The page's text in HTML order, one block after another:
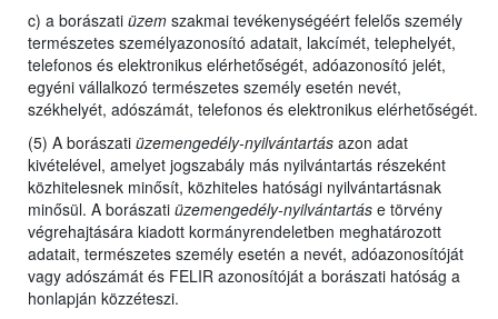
c) a borászati üzem szakmai tevékenységéért felelős személy
természetes személyazonosító adatait, lakcímét, telephelyét,
telefonos és elektronikus elérhetőségét, adóazonosító jelét,
egyéni vállalkozó természetes személy esetén nevét,
székhelyét, adószámát, telefonos és elektronikus elérhetőségét.
(5) A borászati üzemengedély-nyilvántartás azon adat
kivételével, amelyet jogszabály más nyilvántartás részeként
közhitelesnek minősít, közhiteles hatósági nyilvántartásnak
minősül. A borászati üzemengedély-nyilvántartás e törvény
végrehajtására kiadott kormányrendeletben meghatározott
adatait, természetes személy esetén a nevét, adóazonosítóját
vagy adószámát és FELIR azonosítóját a borászati hatóság a
honlapján közzéteszi.